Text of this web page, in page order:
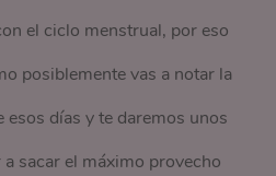
el ciclo menstrual, por eso
posiblemente vas a notar la
esos días y te daremos unos
sacar el máximo provecho